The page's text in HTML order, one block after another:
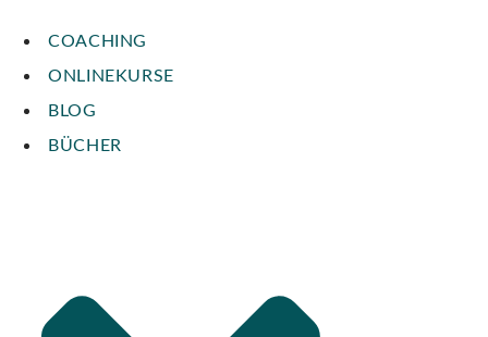
COACHING
ONLINEKURSE
BLOG
BÜCHER